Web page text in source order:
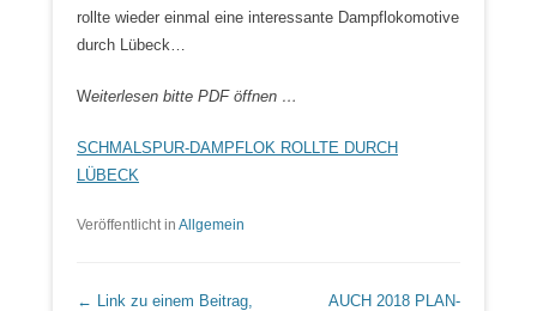
rollte wieder einmal eine interessante Dampflokomotive
durch Lübeck…
Weiterlesen bitte PDF öffnen …
SCHMALSPUR-DAMPFLOK ROLLTE DURCH
LÜBECK
Veröffentlicht in Allgemein
Beitrags Übersicht
← Link zu einem Beitrag,
AUCH 2018 PLAN-